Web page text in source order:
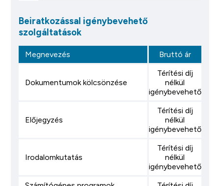
Beiratkozással igénybevehető
szolgáltatások
Megnevezés Bruttó ár
Dokumentumok kölcsönzése
Térítési díj
nélkül
igénybevehető
Előjegyzés
Térítési díj
nélkül
igénybevehető
Irodalomkutatás
Térítési díj
nélkül
igénybevehető